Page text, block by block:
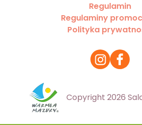
Regulamin
Regulaminy
Polityka
Copyright 2026